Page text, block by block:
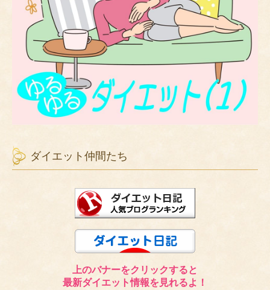
ダイエット仲間たち
上のバナーをクリックすると
最新ダイエット情報を見れるよ！